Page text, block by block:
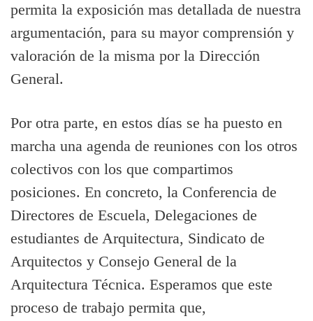
permita la exposición mas detallada de nuestra
argumentación, para su mayor comprensión y
valoración de la misma por la Dirección
General.
Por otra parte, en estos días se ha puesto en
marcha una agenda de reuniones con los otros
colectivos con los que compartimos
posiciones. En concreto, la Conferencia de
Directores de Escuela, Delegaciones de
estudiantes de Arquitectura, Sindicato de
Arquitectos y Consejo General de la
Arquitectura Técnica. Esperamos que este
proceso de trabajo permita que,